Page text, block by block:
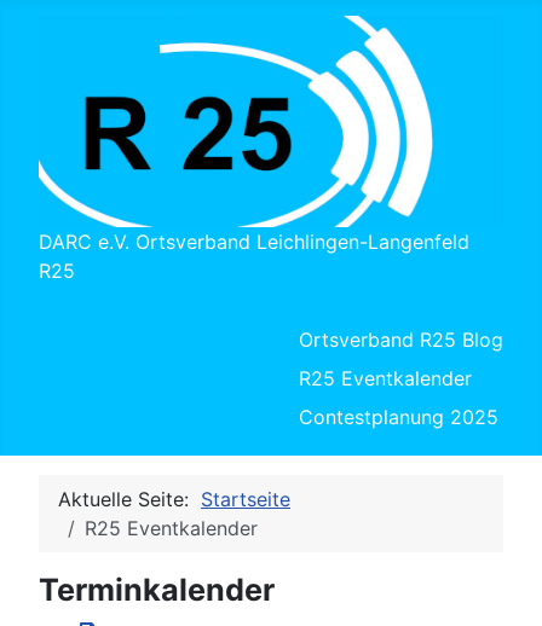
DARC e.V. Ortsverband Leichlingen-Langenfeld
R25
Ortsverband R25 Blog
R25 Eventkalender
Contestplanung 2025
Aktuelle Seite: Startseite
R25 Eventkalender
Terminkalender